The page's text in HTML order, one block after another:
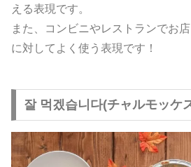
える表現です。
また、コンビニやレストランでお
に対してよく使う表現です！
잘 먹겠습니다(チャルモッケ